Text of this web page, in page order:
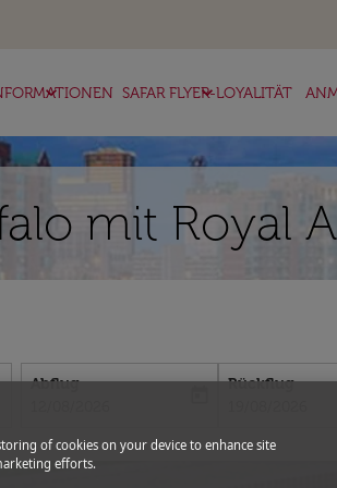
keyboard_arrow_down SAFAR FLYER-LOYALITÄT
keyboard_arrow_down
mit Royal
Abflug
Rückflug
fc-booking-
of cookies on your device to enhance site
efforts.